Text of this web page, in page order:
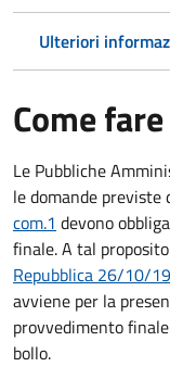
Ulteriori
Come fare
Le Pubbliche
le domande previste
com.1 devono
finale. A tal
Repubblica 26/10/
avviene per la
provvedimento
bollo.